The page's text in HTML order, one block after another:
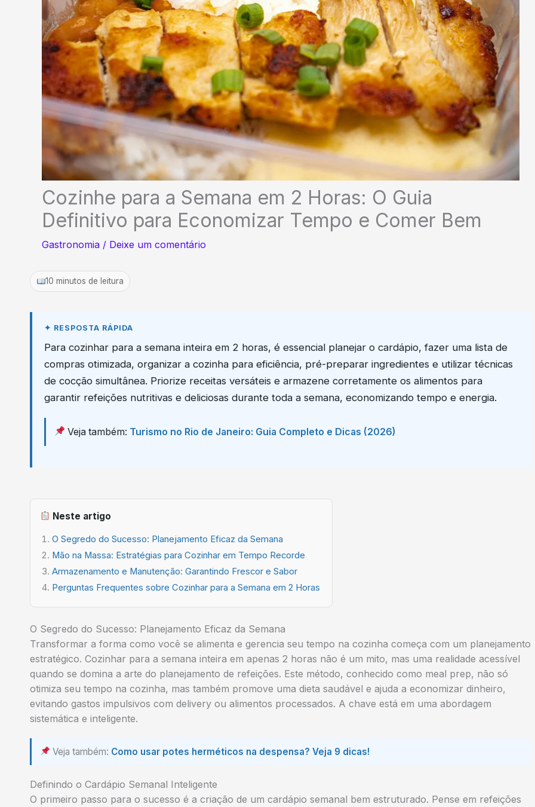
Cozinhe para a Semana em 2 Horas: O Guia
Definitivo para Economizar Tempo e Comer Bem
Gastronomia / Deixe um comentário
10 minutos de leitura
Para cozinhar para a semana inteira em 2 horas, é essencial planejar o cardápio, fazer uma lista de
compras otimizada, organizar a cozinha para eficiência, pré-preparar ingredientes e utilizar técnicas
de cocção simultânea. Priorize receitas versáteis e armazene corretamente os alimentos para
garantir refeições nutritivas e deliciosas durante toda a semana, economizando tempo e energia.
Veja também: Turismo no Rio de Janeiro: Guia Completo e Dicas (2026)
Neste artigo
O Segredo do Sucesso: Planejamento Eficaz da Semana
Mão na Massa: Estratégias para Cozinhar em Tempo Recorde
Armazenamento e Manutenção: Garantindo Frescor e Sabor
Perguntas Frequentes sobre Cozinhar para a Semana em 2 Horas
O Segredo do Sucesso: Planejamento Eficaz da Semana
Transformar a forma como você se alimenta e gerencia seu tempo na cozinha começa com um planejamento
estratégico. Cozinhar para a semana inteira em apenas 2 horas não é um mito, mas uma realidade acessível
quando se domina a arte do planejamento de refeições. Este método, conhecido como meal prep, não só
otimiza seu tempo na cozinha, mas também promove uma dieta saudável e ajuda a economizar dinheiro,
evitando gastos impulsivos com delivery ou alimentos processados. A chave está em uma abordagem
sistemática e inteligente.
Veja também: Como usar potes herméticos na despensa? Veja 9 dicas!
Definindo o Cardápio Semanal Inteligente
O primeiro passo para o sucesso é a criação de um cardápio semanal bem estruturado. Pense em refeições